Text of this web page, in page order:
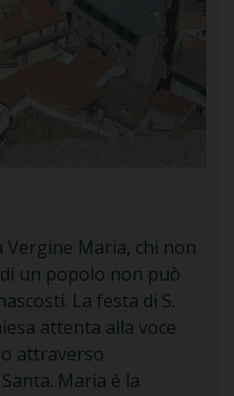
Vergine Maria, chi non
un popolo non può
La festa di S.
attenta alla voce
attraverso
Maria è la